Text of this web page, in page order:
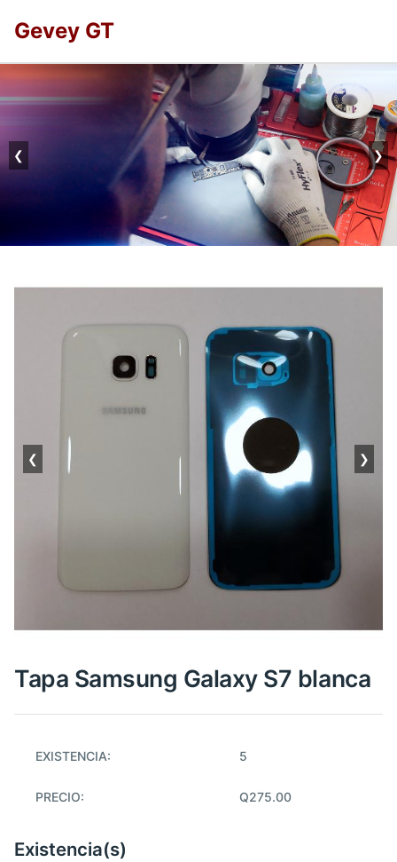
Gevey GT
❮ ❯
❮ ❯
Tapa Samsung Galaxy S7 blanca
EXISTENCIA: 5
PRECIO: Q275.00
Existencia(s)